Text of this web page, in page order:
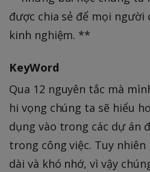
được chia sẻ để mọi
kinh nghiệm. **
KeyWord
Qua 12 nguyên tắc mà
hi vọng chúng ta sẽ hiểu
dụng vào trong các dự án
trong công việc. Tuy nhiên
dài và khó nhớ, vì vậy